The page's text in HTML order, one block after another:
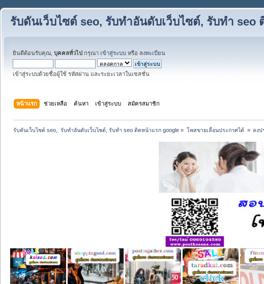
รับดันเว็บไซต์ seo, รับทำอันดับเว็บไซต์, รับทำ seo
ยินดีต้อนรับคุณ, บุคคลทั่วไป กรุณา เข้าสู่ระบบ หรือ ลงทะเบียน
เข้าสู่ระบบด้วยชื่อผู้ใช้ รหัสผ่าน และระยะเวลาในเซสชั่น
หน้าแรก ช่วยเหลือ ค้นหา เข้าสู่ระบบ สมัครสมาชิก
รับดันเว็บไซต์ seo,  รับทำอันดับเว็บไซต์, รับทำ seo ติดหน้าแรก google » โพสขายเลื่อนประกาศได้ » ลง